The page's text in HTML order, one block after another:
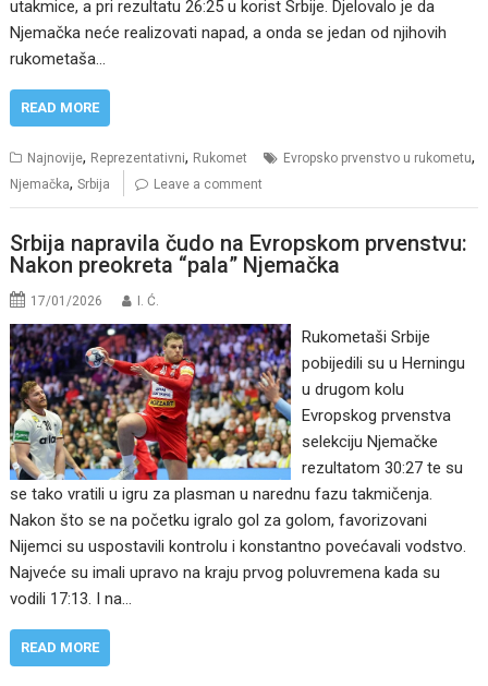
utakmice, a pri rezultatu 26:25 u korist Srbije. Djelovalo je da
Njemačka neće realizovati napad, a onda se jedan od njihovih
rukometaša…
READ MORE
Najnovije, Reprezentativni, Rukomet Evropsko prvenstvo u rukometu,
Njemačka,Srbija Leave a comment
Srbija napravila čudo na Evropskom prvenstvu:
Nakon preokreta “pala” Njemačka
17/01/2026 I. Ć.
Rukometaši Srbije
pobijedili su u Herningu
u drugom kolu
Evropskog prvenstva
selekciju Njemačke
rezultatom 30:27 te su
se tako vratili u igru za plasman u narednu fazu takmičenja.
Nakon što se na početku igralo gol za golom, favorizovani
Nijemci su uspostavili kontrolu i konstantno povećavali vodstvo.
Najveće su imali upravo na kraju prvog poluvremena kada su
vodili 17:13. I na…
READ MORE